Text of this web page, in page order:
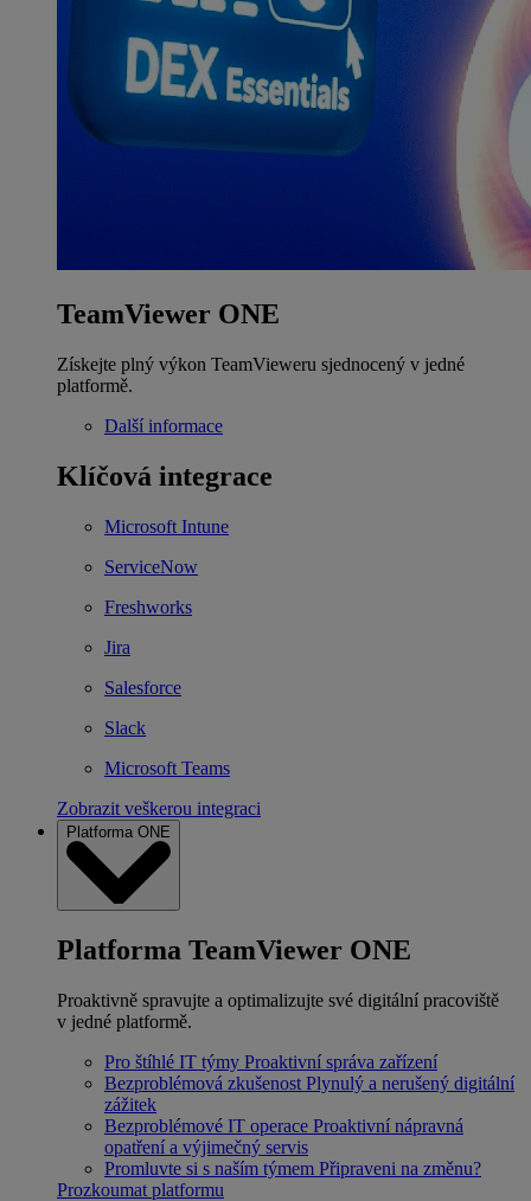
TeamViewer ONE
Získejte plný výkon TeamVieweru sjednocený v jedné
platformě.
Další informace
Klíčová integrace
Microsoft Intune
ServiceNow
Freshworks
Jira
Salesforce
Slack
Microsoft Teams
Zobrazit veškerou integraci
Platforma ONE
Platforma TeamViewer ONE
Proaktivně spravujte a optimalizujte své digitální pracoviště
v jedné platformě.
Pro štíhlé IT týmy Proaktivní správa zařízení
Bezproblémová zkušenost Plynulý a nerušený digitální
zážitek
Bezproblémové IT operace Proaktivní nápravná
opatření a výjimečný servis
Promluvte si s naším týmem Připraveni na změnu?
Prozkoumat platformu